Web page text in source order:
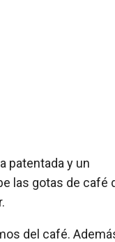
patentada y un
las gotas de café
del café.